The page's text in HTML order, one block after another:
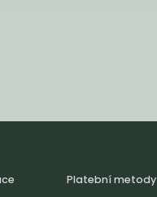
Platební metody